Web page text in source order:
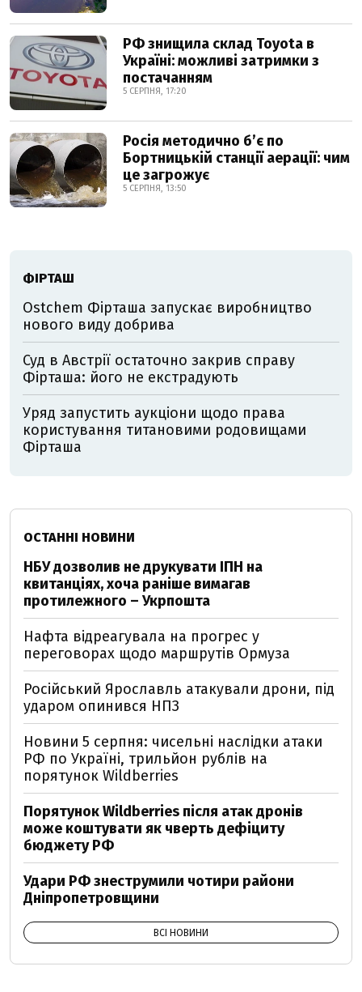
РФ знищила склад Toyota в
Україні: можливі затримки з
постачанням
5 СЕРПНЯ, 17:20
Росія методично б’є по
Бортницькій станції аерації: чим
це загрожує
5 СЕРПНЯ, 13:50
ФІРТАШ
Ostchem Фірташа запускає виробництво
нового виду добрива
Суд в Австрії остаточно закрив справу
Фірташа: його не екстрадують
Уряд запустить аукціони щодо права
користування титановими родовищами
Фірташа
ОСТАННІ НОВИНИ
НБУ дозволив не друкувати ІПН на
квитанціях, хоча раніше вимагав
протилежного – Укрпошта
Нафта відреагувала на прогрес у
переговорах щодо маршрутів Ормуза
Російський Ярославль атакували дрони, під
ударом опинився НПЗ
Новини 5 серпня: чисельні наслідки атаки
РФ по Україні, трильйон рублів на
порятунок Wildberries
Порятунок Wildberries після атак дронів
може коштувати як чверть дефіциту
бюджету РФ
Удари РФ знеструмили чотири райони
Дніпропетровщини
ВСІ НОВИНИ